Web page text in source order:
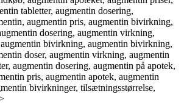
tabletter, augmentin dosering,
augmentin pris, augmentin bivirkning,
dosering, augmentin virkning,
bivirkning, augmentin bivirkning,
doser, augmentin virkning, augmentin
augmentin dosering, augmentin på apotek,
pris, augmentin apotek, augmentin
bivirkninger, tilsætningsstørrelse,